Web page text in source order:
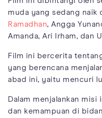
muda yang sedang naik
Ramadhan, Angga
Amanda, Ari Irham, dan
Film ini bercerita
yang berencana
abad ini, yaitu mencuri
Dalam menjalankan misi
dan kemampuan di